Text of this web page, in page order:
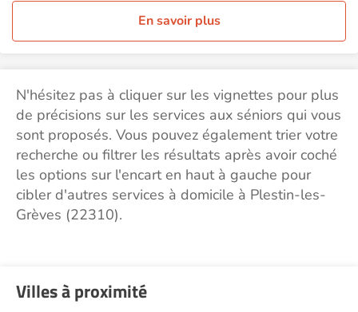
En savoir plus
N'hésitez pas à cliquer sur les vignettes pour plus
de précisions sur les services aux séniors qui vous
sont proposés. Vous pouvez également trier votre
recherche ou filtrer les résultats après avoir coché
les options sur l'encart en haut à gauche pour
cibler d'autres services à domicile à Plestin-les-
Grèves (22310).
Villes à proximité